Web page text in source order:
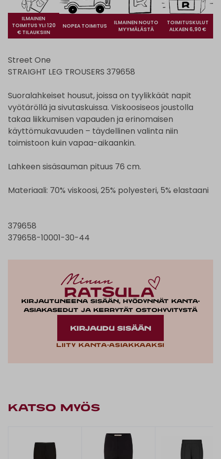
ILMAINEN
TOIMITUS YLI 120
€ TILAUKSIIN
NOPEA TOIMITUS
ILMAINEN NOUTO
MYYMÄLÄSTÄ
TOIMITUSKULUT
ALKAEN 6,90 €
Street One
STRAIGHT LEG TROUSERS 379658
Suoralahkeiset housut, joissa on tyylikkäät napit
vyötäröllä ja sivutaskuissa. Viskoosiseos joustolla
takaa liikkumisen vapauden ja erinomaisen
käyttömukavuuden – täydellinen valinta niin
toimistoon kuin vapaa-aikaankin.
Lahkeen sisäsauman pituus 76 cm.
Materiaali: 70% viskoosi, 25% polyesteri, 5% elastaani
379658
379658-10001-30-44
Kirjautuneena sisään, hyödynnät kanta-
asiakasedut ja kerrytät ostohyvitystä
KIRJAUDU SISÄÄN
Liity kanta-asiakkaaksi
KATSO MYÖS